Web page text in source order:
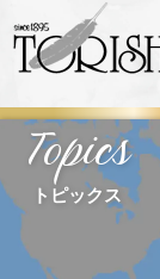
Topics
トピックス